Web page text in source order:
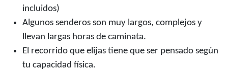
incluidos)
Algunos senderos son muy largos, complejos y
llevan largas horas de caminata.
El recorrido que elijas tiene que ser pensado según
tu capacidad física.